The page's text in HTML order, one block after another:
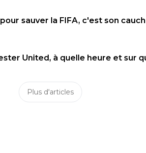
sauver la FIFA, c'est son
United, à quelle heure et sur
Plus d'articles